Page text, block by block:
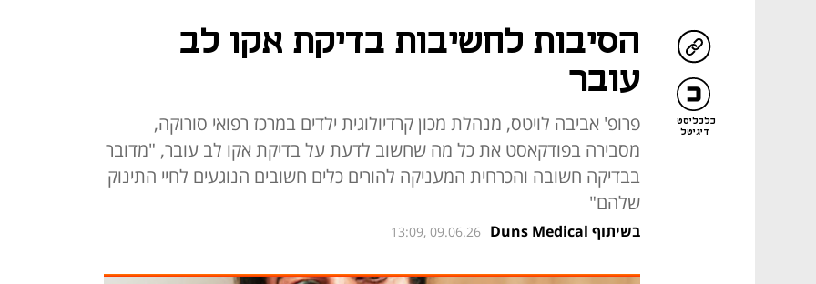
כלכליסט
דיגיטל
הסיבות לחשיבות בדיקת אקו לב
עובר
פרופ' אביבה לויטס, מנהלת מכון קרדיולוגית ילדים במרכז רפואי סורוקה,
מסבירה בפודקאסט את כל מה שחשוב לדעת על בדיקת אקו לב עובר, "מדובר
בבדיקה חשובה והכרחית המעניקה להורים כלים חשובים הנוגעים לחיי התינוק
שלהם"
בשיתוף Duns Medical 13:09, 09.06.26